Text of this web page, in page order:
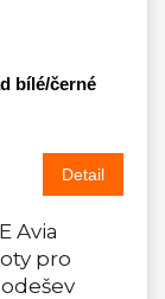
bílé/černé
Detail
Avia
pro